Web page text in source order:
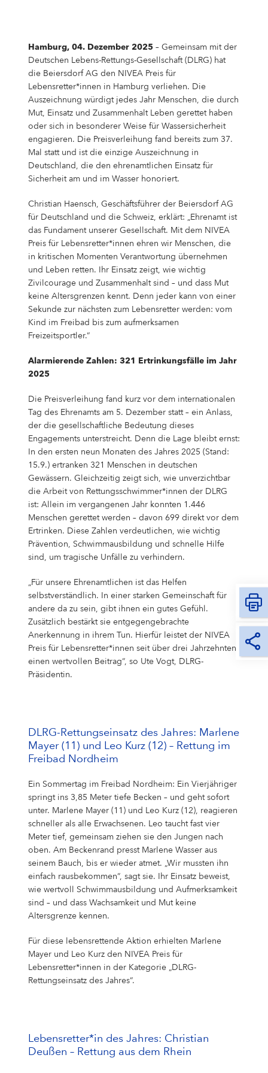
Hamburg, 04. Dezember 2025– Gemeinsam mit der
Deutschen Lebens-Rettungs-Gesellschaft (DLRG) hat
die Beiersdorf AG den NIVEA Preis für
Lebensretter*innen in Hamburg verliehen. Die
Auszeichnung würdigt jedes Jahr Menschen, die durch
Mut, Einsatz und Zusammenhalt Leben gerettet haben
oder sich in besonderer Weise für Wassersicherheit
engagieren. Die Preisverleihung fand bereits zum 37.
Mal statt und ist die einzige Auszeichnung in
Deutschland, die den ehrenamtlichen Einsatz für
Sicherheit am und im Wasser honoriert.
Christian Haensch, Geschäftsführer der Beiersdorf AG
für Deutschland und die Schweiz, erklärt: „Ehrenamt ist
das Fundament unserer Gesellschaft. Mit dem NIVEA
Preis für Lebensretter*innen ehren wir Menschen, die
in kritischen Momenten Verantwortung übernehmen
und Leben retten. Ihr Einsatz zeigt, wie wichtig
Zivilcourage und Zusammenhalt sind – und dass Mut
keine Altersgrenzen kennt. Denn jeder kann von einer
Sekunde zur nächsten zum Lebensretter werden: vom
Kind im Freibad bis zum aufmerksamen
Freizeitsportler.“
Alarmierende Zahlen: 321 Ertrinkungsfälle im Jahr
2025
Die Preisverleihung fand kurz vor dem internationalen
Tag des Ehrenamts am 5. Dezember statt – ein Anlass,
der die gesellschaftliche Bedeutung dieses
Engagements unterstreicht. Denn die Lage bleibt ernst:
In den ersten neun Monaten des Jahres 2025 (Stand:
15.9.) ertranken 321 Menschen in deutschen
Gewässern. Gleichzeitig zeigt sich, wie unverzichtbar
die Arbeit von Rettungsschwimmer*innen der DLRG
ist: Allein im vergangenen Jahr konnten 1.446
Menschen gerettet werden – davon 699 direkt vor dem
Ertrinken. Diese Zahlen verdeutlichen, wie wichtig
Prävention, Schwimmausbildung und schnelle Hilfe
sind, um tragische Unfälle zu verhindern.
„Für unsere Ehrenamtlichen ist das Helfen
selbstverständlich. In einer starken Gemeinschaft für
andere da zu sein, gibt ihnen ein gutes Gefühl.
Zusätzlich bestärkt sie entgegengebrachte
Anerkennung in ihrem Tun. Hierfür leistet der NIVEA
Preis für Lebensretter*innen seit über drei Jahrzehnten
einen wertvollen Beitrag“, so Ute Vogt, DLRG-
Präsidentin.
DLRG-Rettungseinsatz des Jahres: Marlene
Mayer (11) und Leo Kurz (12) – Rettung im
Freibad Nordheim
Ein Sommertag im Freibad Nordheim: Ein Vierjähriger
springt ins 3,85 Meter tiefe Becken – und geht sofort
unter. Marlene Mayer (11) und Leo Kurz (12), reagieren
schneller als alle Erwachsenen. Leo taucht fast vier
Meter tief, gemeinsam ziehen sie den Jungen nach
oben. Am Beckenrand presst Marlene Wasser aus
seinem Bauch, bis er wieder atmet. „Wir mussten ihn
einfach rausbekommen“, sagt sie. Ihr Einsatz beweist,
wie wertvoll Schwimmausbildung und Aufmerksamkeit
sind – und dass Wachsamkeit und Mut keine
Altersgrenze kennen.
Für diese lebensrettende Aktion erhielten Marlene
Mayer und Leo Kurz den NIVEA Preis für
Lebensretter*innen in der Kategorie „DLRG-
Rettungseinsatz des Jahres“.
Lebensretter*in des Jahres: Christian
Deußen – Rettung aus dem Rhein